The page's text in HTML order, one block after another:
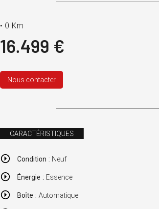
• 0 Km
16.499 €
Nous contacter
CARACTÉRISTIQUES
Condition : Neuf
Énergie : Essence
Boîte : Automatique